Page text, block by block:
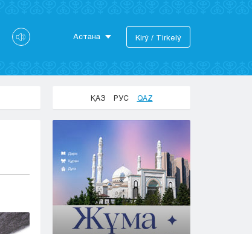
Астана
Aktobe
Jezkazgan
Karaganda
Kokshetaý
Kostanaı
Kyzylorda
Pavlodar
Petropavlovsk
Kіrý / Tіrkelý
ҚАЗ РУС QAZ